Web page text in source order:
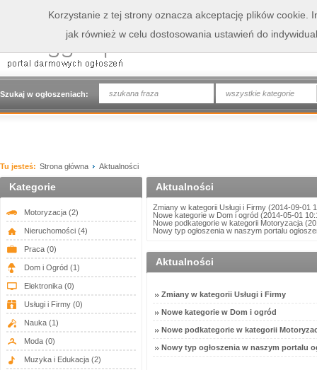
Szukaj w ogłoszeniach: wszystkie kategorie
Tu jesteś: Strona główna Aktualności
Kategorie
Motoryzacja (2)
Nieruchomości (4)
Praca (0)
Dom i Ogród (1)
Elektronika (0)
Usługi i Firmy (0)
Nauka (1)
Moda (0)
Muzyka i Edukacja (2)
Aktualności
Zmiany w kategorii Usługi i Firmy (2014-09-01
Nowe kategorie w Dom i ogród (2014-05-01
Nowe podkategorie w kategorii Motoryzacja
Nowy typ ogłoszenia w naszym portalu
Aktualności
Zmiany w kategorii Usługi i Firmy
Nowe kategorie w Dom i ogród
Nowe podkategorie w kategorii
Nowy typ ogłoszenia w naszym portalu
Korzystanie z tej strony oznacza akceptację plików cookie.
jak również w celu dostosowania ustawień do